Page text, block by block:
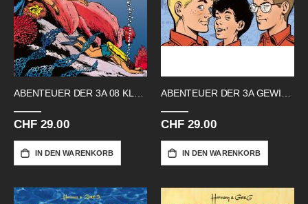
CHF 29.00
IN DEN WARENKORB
CHF 29.00
IN DEN WARENKORB